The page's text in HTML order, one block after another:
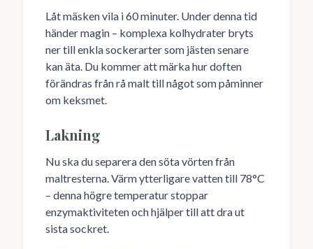
Låt mäsken vila i 60 minuter. Under denna tid
händer magin – komplexa kolhydrater bryts
ner till enkla sockerarter som jästen senare
kan äta. Du kommer att märka hur doften
förändras från rå malt till något som påminner
om keksmet.
Lakning
Nu ska du separera den söta vörten från
maltresterna. Värm ytterligare vatten till 78°C
– denna högre temperatur stoppar
enzymaktiviteten och hjälper till att dra ut
sista sockret.